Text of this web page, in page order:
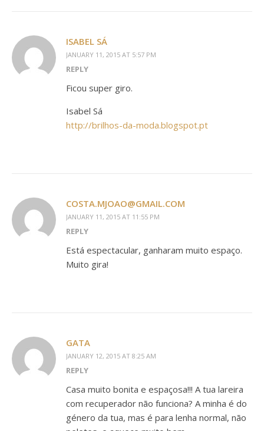
ISABEL SÁ
JANUARY 11, 2015 AT 5:57 PM
REPLY
Ficou super giro.
Isabel Sá
http://brilhos-da-moda.blogspot.pt
COSTA.MJOAO@GMAIL.COM
JANUARY 11, 2015 AT 11:55 PM
REPLY
Está espectacular, ganharam muito espaço.
Muito gira!
GATA
JANUARY 12, 2015 AT 8:25 AM
REPLY
Casa muito bonita e espaçosa!!! A tua lareira
com recuperador não funciona? A minha é do
género da tua, mas é para lenha normal, não